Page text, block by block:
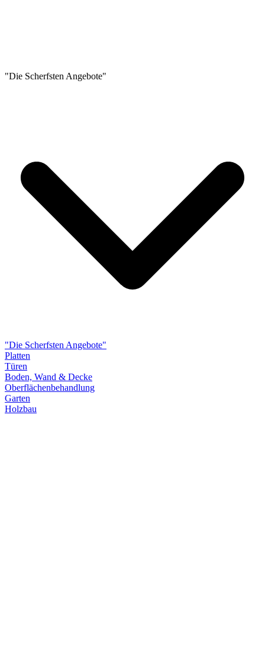
"Die Scherfsten Angebote"
"Die Scherfsten Angebote"
Platten
Türen
Boden, Wand & Decke
Oberflächenbehandlung
Garten
Holzbau